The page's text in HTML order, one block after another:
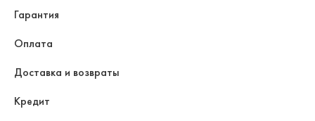
Гарантия
Оплата
Доставка и возвраты
Кредит